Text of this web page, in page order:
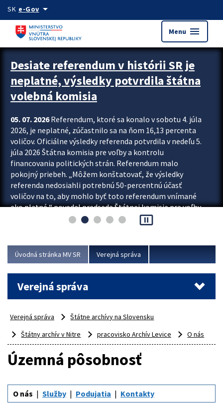
Preskocit na hlavný obsah
SK e-Govarrow_drop_down
Menu menu
Zastavit automatický posun upútavok
Desiate referendum v histórii SR je
neplatné, výsledky potvrdila štátna
volebná komisia
05. 07. 2026Referendum, ktoré sa konalo v sobotu 4. júla
2026, je neplatné, zúčastnilo sa na ňom 16,13 percenta
voličov. Oficiálne výsledky referenda potvrdila v nedeľu 5.
júla 2026 Štátna komisia pre voľby a kontrolu
financovania politických strán. Referendum malo
pokojný priebeh. „Môžem konštatovať, že výsledky
referenda nedosiahli potrebnú 50-percentnú účasť
voličov na to, aby mohlo byť toto referendum vnímané
ako platné,“ povedal predseda Štátnej komisie pre voľby
a kontrolu financovania politických...
pause_presentation
Úvodná stránka MV SR Verejná správa
Verejná správa
Verejná správa
Štátne archívy na Slovensku
Štátny archív v Nitre
pracovisko Archív Levice O nás
Územná pôsobnosť
O nás Služby Podujatia Kontakty